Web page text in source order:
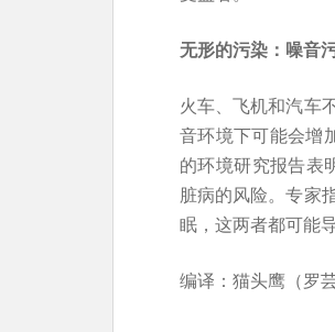
无形的污染：噪音
火车、飞机和汽车
音环境下可能会增
的环境研究报告表
脏病的风险。专家
眠，这两者都可能
编译：猫头鹰（罗